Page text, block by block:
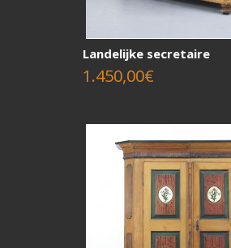
Landelijke secretaire
1.450,00€